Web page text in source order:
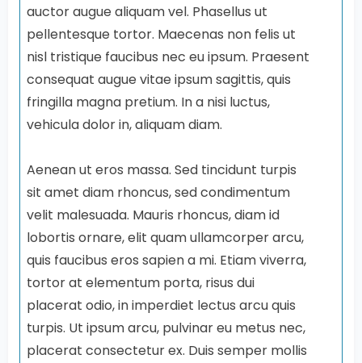
auctor augue aliquam vel. Phasellus ut
pellentesque tortor. Maecenas non felis ut
nisl tristique faucibus nec eu ipsum. Praesent
consequat augue vitae ipsum sagittis, quis
fringilla magna pretium. In a nisi luctus,
vehicula dolor in, aliquam diam.
Aenean ut eros massa. Sed tincidunt turpis
sit amet diam rhoncus, sed condimentum
velit malesuada. Mauris rhoncus, diam id
lobortis ornare, elit quam ullamcorper arcu,
quis faucibus eros sapien a mi. Etiam viverra,
tortor at elementum porta, risus dui
placerat odio, in imperdiet lectus arcu quis
turpis. Ut ipsum arcu, pulvinar eu metus nec,
placerat consectetur ex. Duis semper mollis